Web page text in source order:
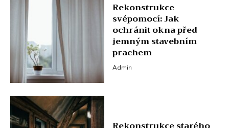
Rekonstrukce
svépomocí: Jak
ochránit okna před
jemným stavebním
prachem
Admin